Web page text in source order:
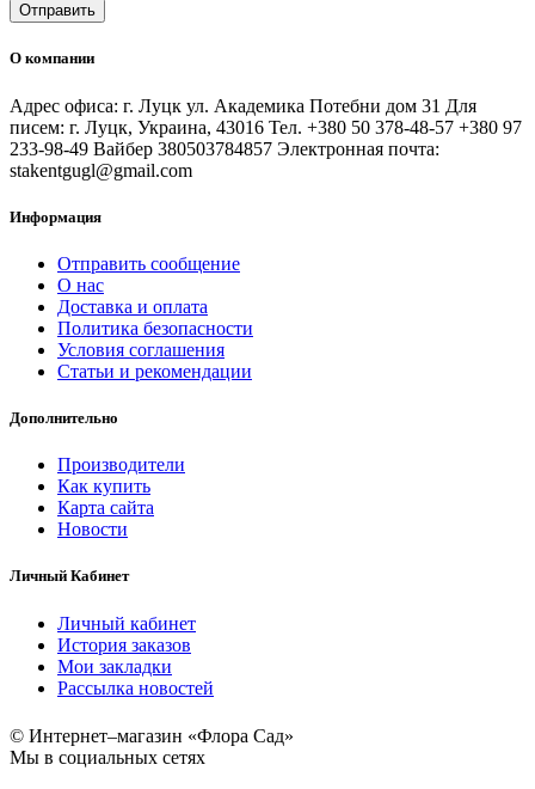
Отправить
О компании
Адрес офиса: г. Луцк ул. Академика Потебни дом 31 Для
писем: г. Луцк, Украина, 43016 Тел. +380 50 378-48-57 +380 97
233-98-49 Вайбер 380503784857 Электронная почта:
stakentgugl@gmail.com
Информация
Отправить сообщение
О нас
Доставка и оплата
Политика безопасности
Условия соглашения
Статьи и рекомендации
Дополнительно
Производители
Как купить
Карта сайта
Новости
Личный Кабинет
Личный кабинет
История заказов
Мои закладки
Рассылка новостей
© Интернет–магазин «Флора Сад»
Мы в социальных сетях